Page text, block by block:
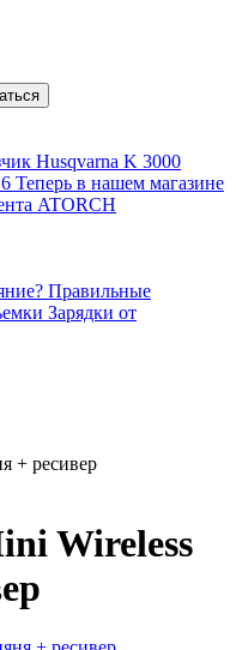
Husqvarna K 3000
Теперь в нашем магазине
ATORCH
Правильные
Зарядки от
+ ресивер
Wireless